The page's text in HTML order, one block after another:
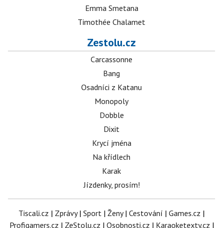
Emma Smetana
Timothée Chalamet
Zestolu.cz
Carcassonne
Bang
Osadníci z Katanu
Monopoly
Dobble
Dixit
Krycí jména
Na křídlech
Karak
Jízdenky, prosím!
Tiscali.cz | Zprávy| Sport | Ženy| Cestování | Games.cz |
Profigamers.cz | ZeStolu.cz | Osobnosti.cz | Karaoketexty.cz |